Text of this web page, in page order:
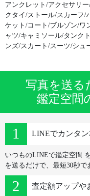
アンクレット/アクセサリ
クタイ/ストール/スカーフ/
ケット/コート/ブルゾン/ワ
ャツ/キャミソール/タンク
ンズ/スカート/スーツ/シュ
写真を送る
鑑定空間
LINEでカンタ
いつものLINEで鑑定空間
を送るだけで、最短30秒で
査定額アップや